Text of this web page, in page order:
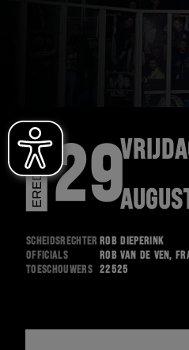
EREDIVISIE29
Scheidsrechter Rob Dieperink
Officials
Rob van de Ven,
Toeschouwers
22525